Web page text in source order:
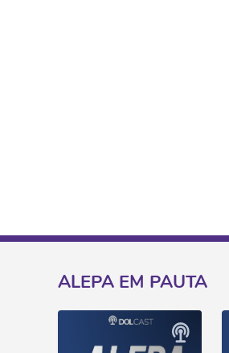
ALEPA EM PAUTA